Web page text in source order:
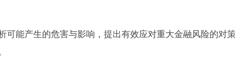
能产生的危害与影响，提出有效应对重大金融风险的对